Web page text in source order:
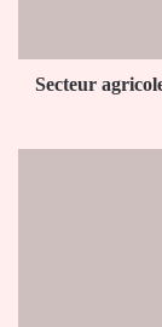
chaque
localité
Secteur